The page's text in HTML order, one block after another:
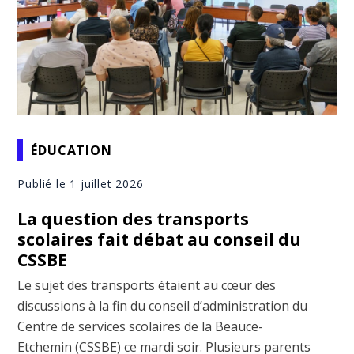
ÉDUCATION
Publié le 1 juillet 2026
La question des transports
scolaires fait débat au conseil du
CSSBE
Le sujet des transports étaient au cœur des
discussions à la fin du conseil d’administration du
Centre de services scolaires de la Beauce-
Etchemin (CSSBE) ce mardi soir. Plusieurs parents